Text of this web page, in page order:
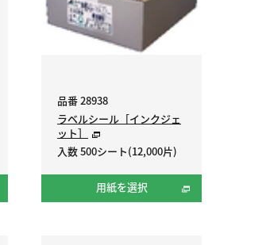
品番 28938
ラベルシール［インクジェ
ット］
入数 500シート(12,000片)
用紙を選択